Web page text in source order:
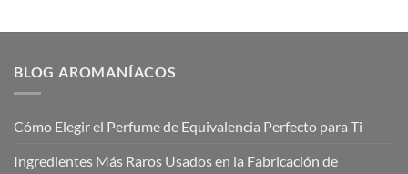
€12,00
€12,00
BLOG AROMANÍACOS
Cómo Elegir el Perfume de Equivalencia Perfecto para Ti
Ingredientes Más Raros Usados en la Fabricación de